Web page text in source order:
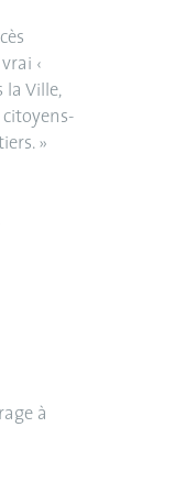
‹
la Ville,
»
à